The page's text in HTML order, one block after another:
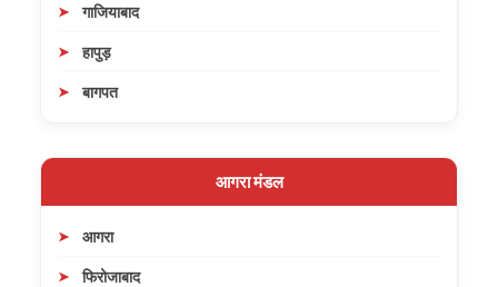
गाजियाबाद
हापुड़
बागपत
आगरा मंडल
आगरा
फिरोजाबाद